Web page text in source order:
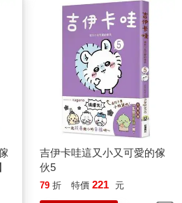
吉伊卡哇這又小又可愛的傢
伙5
79 折 特價 221 元